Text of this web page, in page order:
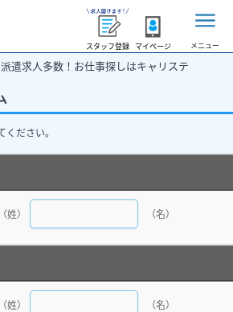
スタッフ登録 マイページ メニュー
遣求人多数！お仕事探しはキャリステ
ださい。
（姓） （名）
（姓） （名）